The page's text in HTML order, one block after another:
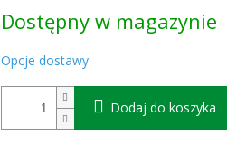
jednostkowa:
Dostępny w magazynie
Opcje dostawy
Dodaj do koszyka